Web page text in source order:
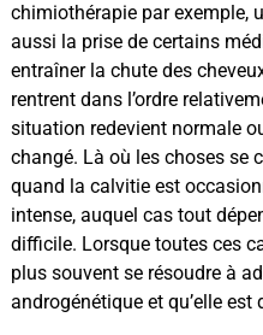
chimiothérapie par exemple,
aussi la prise de certains
entraîner la chute des
rentrent dans l’ordre
situation redevient normale
changé. Là où les choses se
quand la calvitie est
intense, auquel cas tout
difficile. Lorsque toutes ces
plus souvent se résoudre à
androgénétique et qu’elle est